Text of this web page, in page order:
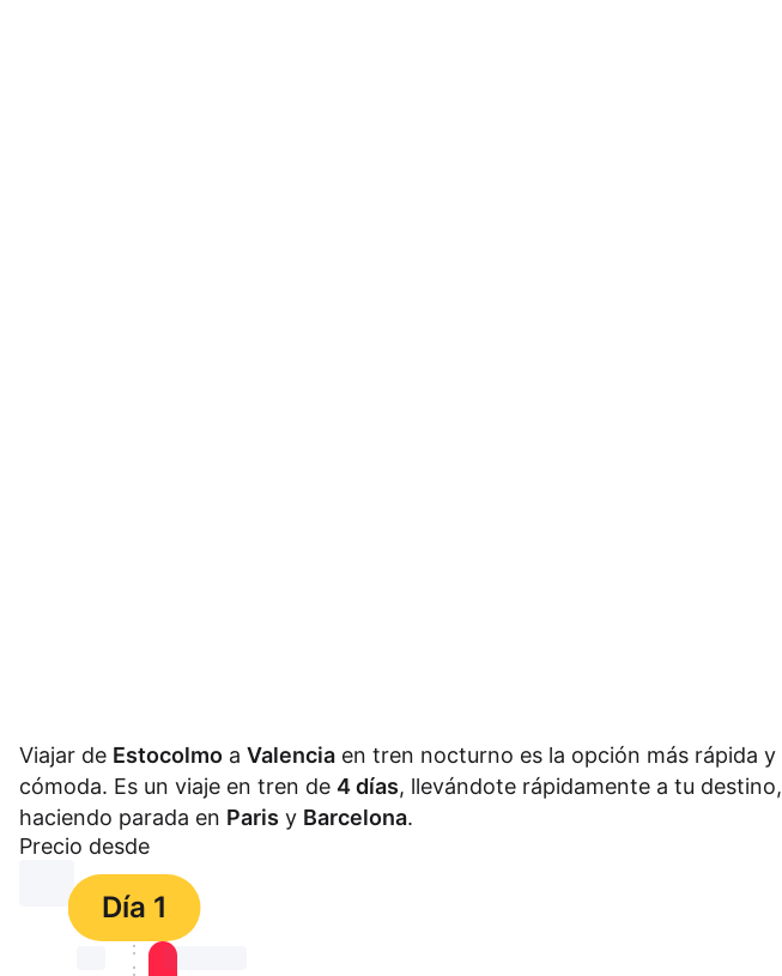
Viajar de Estocolmo a Valencia en tren nocturno es la opción más rápida y
cómoda. Es un viaje en tren de 4 días, llevándote rápidamente a tu destino,
haciendo parada en Paris y Barcelona.
Precio desde
⏳⏳
Día 1
⏳⏳ ⏳ ⏳⏳